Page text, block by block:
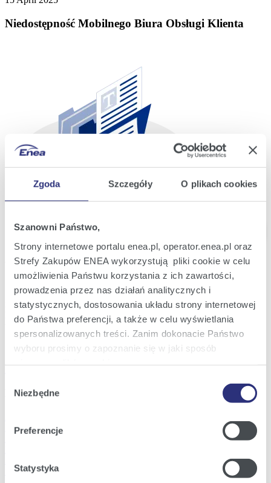
Zgoda Szczegóły O plikach cookies
Szanowni Państwo,
Strony internetowe portalu enea.pl, operator.enea.pl oraz
Strefy Zakupów ENEA wykorzystują pliki cookie w celu
umożliwienia Państwu korzystania z ich zawartości,
prowadzenia przez nas działań analitycznych i
statystycznych, dostosowania układu strony internetowej
do Państwa preferencji, a także w celu wyświetlania
spersonalizowanych treści. Zanim dokonacie Państwo
wyboru prosimy o zapoznanie się w jaki sposób
Szczegółowe informacje na ten temat znajdziecie
Polityce
zgodę na umieszczenie wszystkich rodzajów plików
cookie z których korzystamy, na Państwa urządzeniu.
zgody
Niezbędne
Preferencje
Statystyka
Niedostępność Mobilnego Biura Obsługi Klienta
Announcement content
informujemy, że w dniach 17-18 kwietnia oraz 2 maja br. Mobilne
Biuro Obsługi Klienta będzie nieczynne. Zapraszamy do rezerwacji
wizyty w innym terminie.
Previous
Latest announcements
Nowa Platforma do logowania "Moja Enea"
Zmiany w Aplikacjach klienckich